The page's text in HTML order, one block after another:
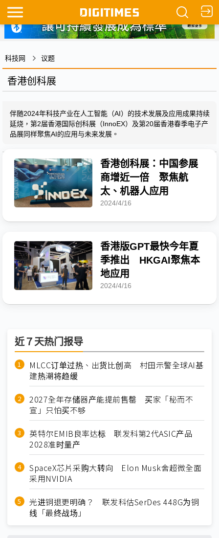
科技网 议题
香港创科展
伴随2024年科技产业在人工智能（AI）的技术发展及应用成果持续
延烧，第2届香港国际创科展（InnoEX）及第20届香港春季电子产
品展同样聚焦AI的应用与未来发展。
香港创科展：中国参展
商增近一倍 聚焦航
太、机器人应用
2024/4/16
香港版GPT最快今年夏
季推出 HKGAI聚焦本
地应用
2024/4/16
近７天热门报导
MLCC订单过热、出货比创高 村田示警全球AI基
建热潮将趋缓
2027全年存储器产能提前售罄 买家「秘而不
宣」只怕买不够
英特尔EMIB良率达标 联发科第2代ASIC产品
2028准时量产
SpaceX芯片采购大转向 Elon Musk舍超微全面
采用NVIDIA
光进铜退更明确？ 联发科估SerDes 448G为铜
线「最终战场」